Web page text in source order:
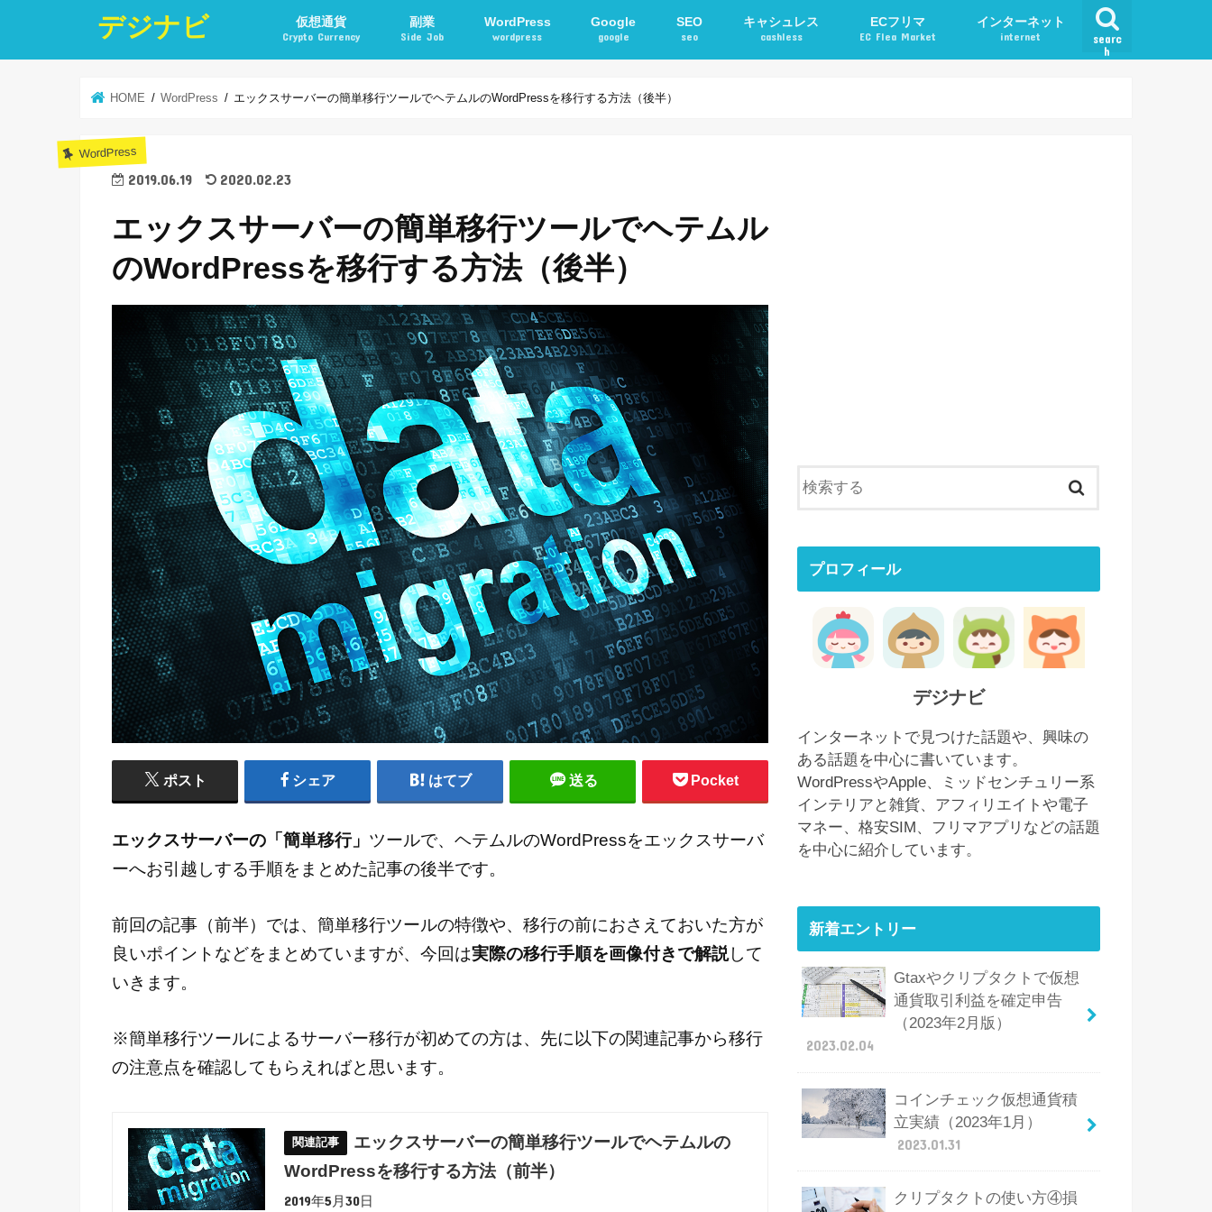
デジナビ
searc
h
仮想通貨
Crypto Currency
副業
Side Job
WordPress
wordpress
Google
google
SEO
seo
キャシュレス
cashless
ECフリマ
EC Flea Market
インターネット
internet
HOME WordPress エックスサーバーの簡単移行ツールでヘテムルのWordPressを移行する方法（後半）
WordPress
2019.06.19 2020.02.23
エックスサーバーの簡単移行ツールでヘテムル
のWordPressを移行する方法（後半）
ポスト シェア はてブ 送る Pocket
エックスサーバーの「簡単移行」 ツールで、ヘテムルのWordPressをエックスサーバ
ーへお引越しする手順をまとめた記事の後半です。
前回の記事（前半）では、簡単移行ツールの特徴や、移行の前におさえておいた方が
良いポイントなどをまとめていますが、今回は実際の移行手順を画像付きで解説して
いきます。
※簡単移行ツールによるサーバー移行が初めての方は、先に以下の関連記事から移行
の注意点を確認してもらえればと思います。
エックスサーバーの簡単移行ツールでヘテムルの
WordPressを移行する方法（前半）
2019年5月30日
プロフィール
デジナビ
インターネットで見つけた話題や、興味の
ある話題を中心に書いています。
WordPressやApple、ミッドセンチュリー系
インテリアと雑貨、アフィリエイトや電子
マネー、格安SIM、フリマアプリなどの話題
を中心に紹介しています。
新着エントリー
Gtaxやクリプタクトで仮想
通貨取引利益を確定申告
（2023年2月版）
2023.02.04
コインチェック仮想通貨積
立実績（2023年1月）
2023.01.31
クリプタクトの使い方④損